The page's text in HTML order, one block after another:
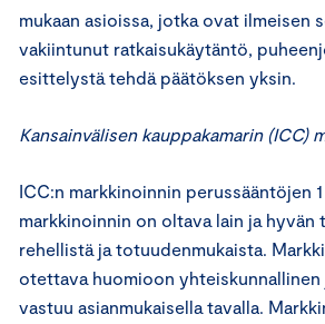
mukaan asioissa, jotka ovat ilmeisen
vakiintunut ratkaisukäytäntö,
esittelystä tehdä päätöksen yksin.
Kansainvälisen kauppakamarin (ICC)
ICC:n markkinoinnin perussääntöjen
markkinoinnin on oltava lain ja hyvän
rehellistä ja totuudenmukaista.
otettava huomioon yhteiskunnallinen
vastuu asianmukaisella tavalla.